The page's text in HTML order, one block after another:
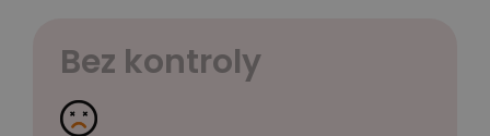
Bez kontroly